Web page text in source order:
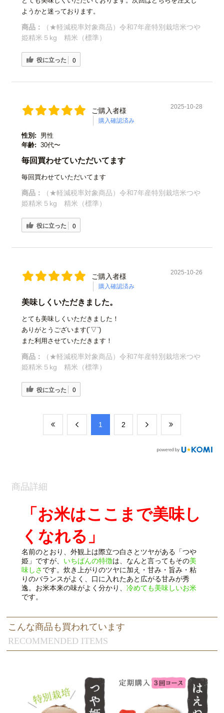
ようかと迷っております。
商品：
（★軽減税率対象商品）令和7年産特別栽培米つや
姫精米５kg 精米（標準）
役に立った 0
ご購入者様
購入確認済み
2025-10-28
性別:
男性
年齢: 30代〜
毎回買わせていただいてます
毎回買わせていただいてます
商品：
（★軽減税率対象商品）令和7年産特別栽培米つや
姫精米５kg 精米（標準）
役に立った 0
ご購入者様
購入確認済み
2025-10-26
美味しくいただきました。
とても美味しくいただきました！
ありがとうございます(´▽`)
また利用させていただきます！
商品：
（★軽減税率対象商品）令和7年産特別栽培米つや
姫精米５kg 精米（標準）
役に立った 0
​1 ​2
商品詳細
「お米はここまで美味し
くなれる」
名前のとおり、外観上は際立つ白さとツヤがある「つや
姫」ですが、 いちばんの特徴は、なんと言ってもその美
味しさ です。炊き上がりのツヤに加え・甘み・旨み・粘
りのバランスがよく、口に入れたあと広がる甘みが秀
逸。お米本来の味がよく分かり、冷めても美味しいお米
です。
RECOMMENDED ITEMS
こんな商品も買われています